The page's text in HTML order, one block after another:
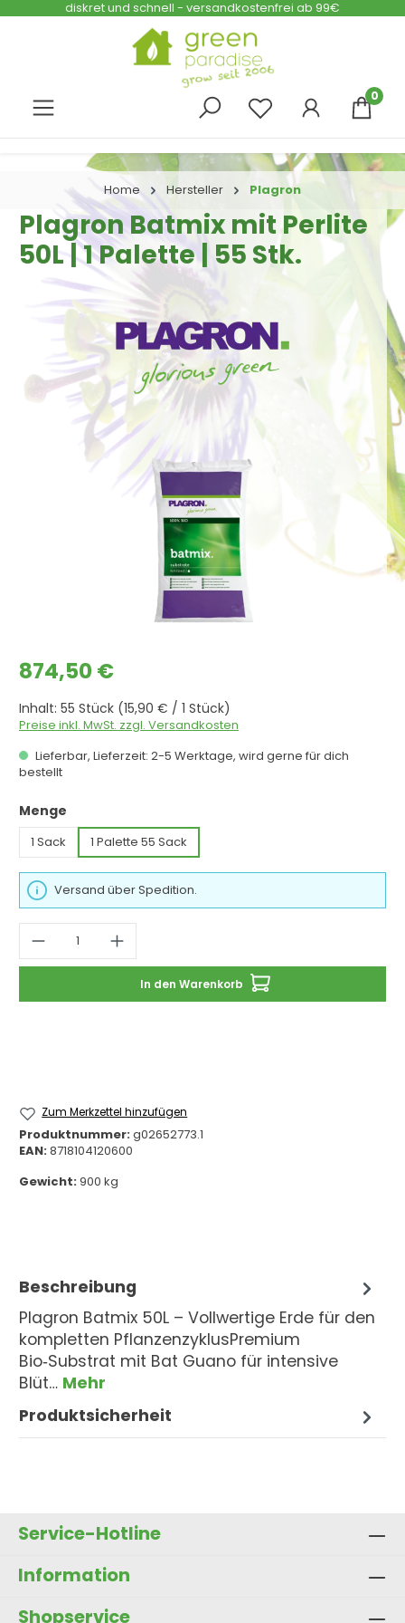
Zum Hauptinhalt springen
diskret und schnell - versandkostenfrei ab 99€
0
Home Hersteller Plagron
Plagron Batmix mit Perlite
50L | 1 Palette | 55 Stk.
Bildergalerie überspringen
Regulärer Preis:
874,50 €
Inhalt: 55 Stück (15,90 € / 1 Stück)
Preise inkl. MwSt. zzgl. Versandkosten
Lieferbar, Lieferzeit: 2-5 Werktage, wird gerne für dich
bestellt
Menge
1 Sack 1 Palette 55 Sack
Versand über Spedition.
Produkt Anzahl: Gib den
In den Warenkorb
Zum Merkzettel hinzufügen
Produktnummer:g02652773.1
EAN:8718104120600
Gewicht:900 kg
Beschreibung
Plagron Batmix 50L – Vollwertige Erde für den
kompletten PflanzenzyklusPremium
Bio‑Substrat mit Bat Guano für intensive
Blüt… Mehr
Produktsicherheit
Service-Hotline
Information
Shopservice